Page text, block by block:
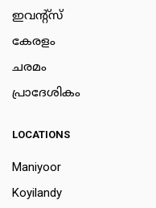
ഇവന്റ്സ്
കേരളം
ചരമം
പ്രാദേശികം
LOCATIONS
Maniyoor
Koyilandy